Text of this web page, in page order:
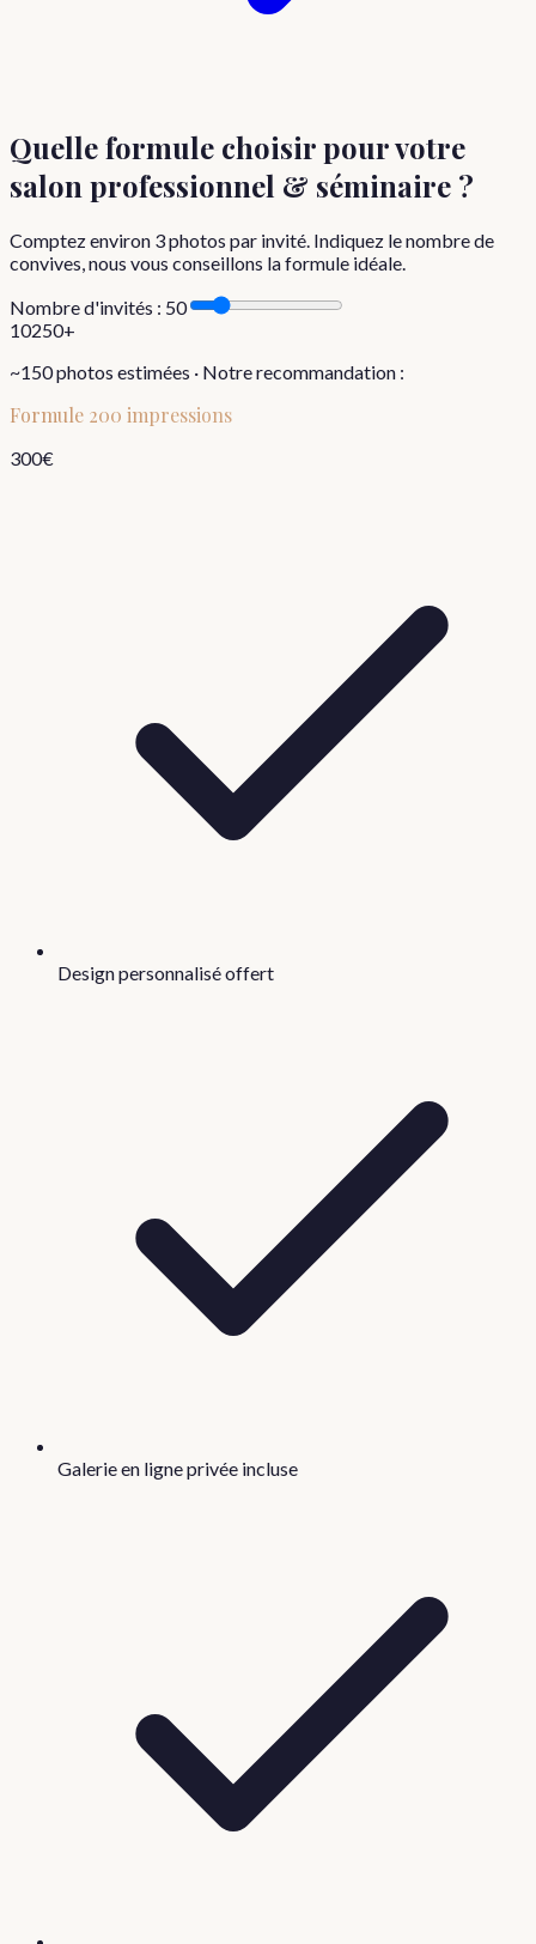
Quelle formule choisirpour votre
salon professionnel & séminaire ?
Comptez environ 3photos par invité. Indiquez le nombre de
convives, nous vous conseillons la formule idéale.
Nombre d'invités : 50
10250+
~150photos estimées · Notre recommandation :
Formule 200 impressions
300€
Design personnalisé offert
Galerie en ligne privée incluse